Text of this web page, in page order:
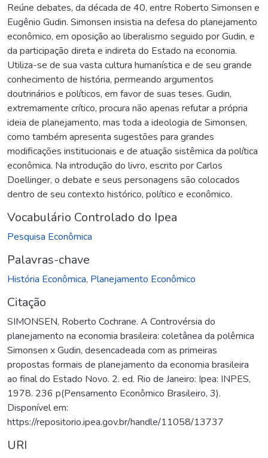
Reúne debates, da década de 40, entre Roberto Simonsen e
Eugênio Gudin. Simonsen insistia na defesa do planejamento
econômico, em oposição ao liberalismo seguido por Gudin, e
da participação direta e indireta do Estado na economia.
Utiliza-se de sua vasta cultura humanística e de seu grande
conhecimento de história, permeando argumentos
doutrinários e políticos, em favor de suas teses. Gudin,
extremamente crítico, procura não apenas refutar a própria
ideia de planejamento, mas toda a ideologia de Simonsen,
como também apresenta sugestões para grandes
modificações institucionais e de atuação sistêmica da política
econômica. Na introdução do livro, escrito por Carlos
Doellinger, o debate e seus personagens são colocados
dentro de seu contexto histórico, político e econômico.
Vocabulário Controlado do Ipea
Pesquisa Econômica
Palavras-chave
História Econômica, Planejamento Econômico
Citação
SIMONSEN, Roberto Cochrane. A Controvérsia do
planejamento na economia brasileira: coletânea da polêmica
Simonsen x Gudin, desencadeada com as primeiras
propostas formais de planejamento da economia brasileira
ao final do Estado Novo. 2. ed. Rio de Janeiro: Ipea: INPES,
1978. 236 p(Pensamento Econômico Brasileiro, 3).
Disponível em:
https://repositorio.ipea.gov.br/handle/11058/13737
URI